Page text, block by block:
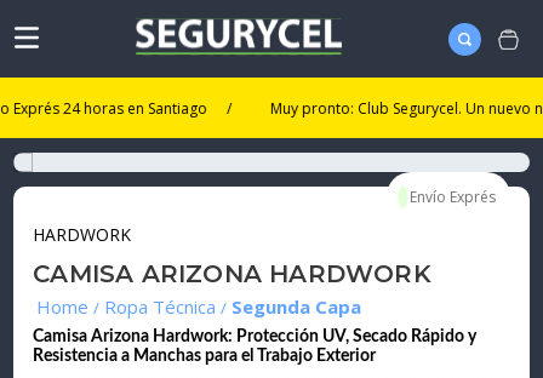
24 horas en Santiago / Muy pronto: Club Segurycel. Un nuevo nivel
HARDWORK
CAMISA ARIZONA HARDWORK
Ropa Técnica Segunda Capa
Camisa Arizona Hardwork: Protección UV, Secado Rápido y
Resistencia a Manchas para el Trabajo Exterior